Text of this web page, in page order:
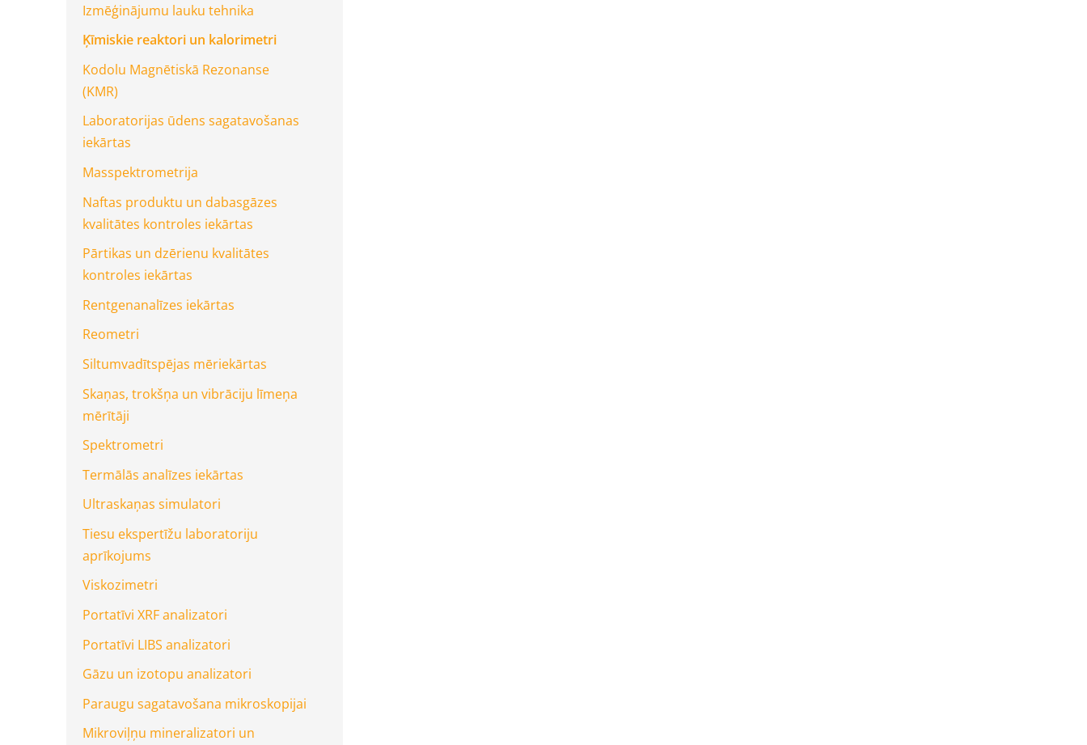
Izmēģinājumu lauku tehnika
Ķīmiskie reaktori un kalorimetri
Kodolu Magnētiskā Rezonanse
(KMR)
Laboratorijas ūdens sagatavošanas
iekārtas
Masspektrometrija
Naftas produktu un dabasgāzes
kvalitātes kontroles iekārtas
Pārtikas un dzērienu kvalitātes
kontroles iekārtas
Rentgenanalīzes iekārtas
Reometri
Siltumvadītspējas mēriekārtas
Skaņas, trokšņa un vibrāciju līmeņa
mērītāji
Spektrometri
Termālās analīzes iekārtas
Ultraskaņas simulatori
Tiesu ekspertīžu laboratoriju
aprīkojums
Viskozimetri
Portatīvi XRF analizatori
Portatīvi LIBS analizatori
Gāzu un izotopu analizatori
Paraugu sagatavošana mikroskopijai
Mikroviļņu mineralizatori un